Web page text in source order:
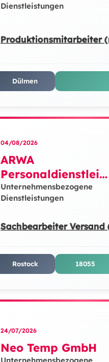
Dienstleistungen
Produktionsmitarbeiter
Dülmen
04/08/2026
ARWA
Personaldienstleist
ungen GmbH
Unternehmensbezogene
Dienstleistungen
Sachbearbeiter
Rostock 18055
24/07/2026
Neo Temp GmbH